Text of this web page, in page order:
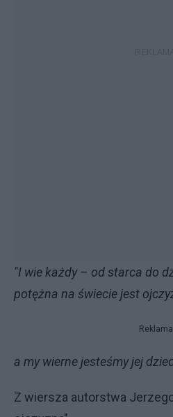
"I wie każdy – od starca do
potężna na świecie jest
Reklama
a my wierne jesteśmy jej
Z wiersza autorstwa